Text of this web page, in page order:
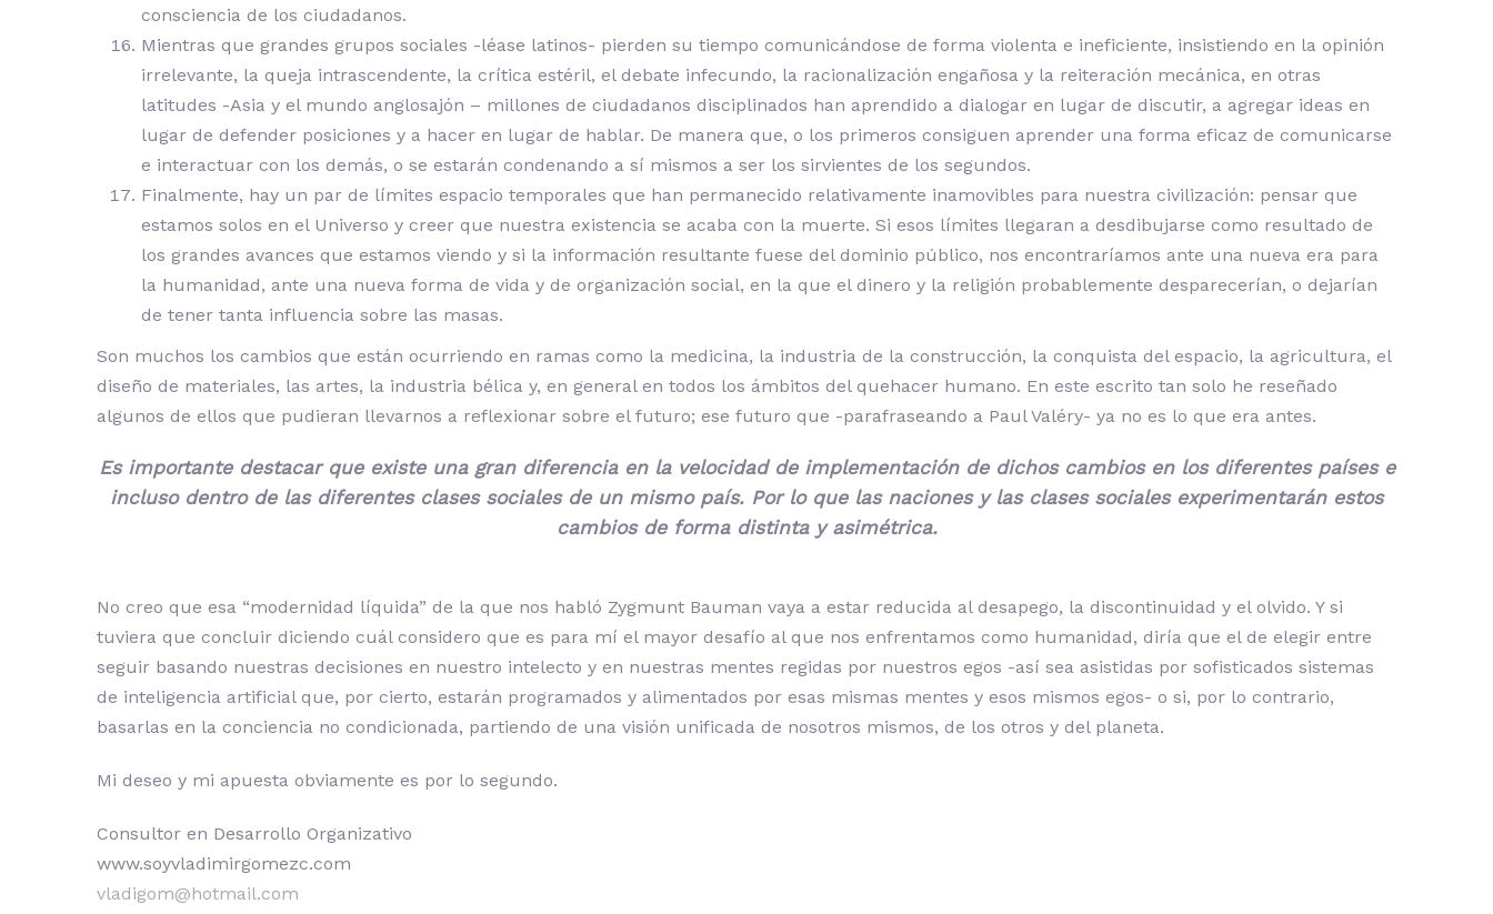
consciencia de los ciudadanos.
Mientras que grandes grupos sociales -léase latinos- pierden su tiempo comunicándose de forma violenta e ineficiente, insistiendo en la opinión
irrelevante, la queja intrascendente, la crítica estéril, el debate infecundo, la racionalización engañosa y la reiteración mecánica, en otras
latitudes -Asia y el mundo anglosajón – millones de ciudadanos disciplinados han aprendido a dialogar en lugar de discutir, a agregar ideas en
lugar de defender posiciones y a hacer en lugar de hablar. De manera que, o los primeros consiguen aprender una forma eficaz de comunicarse
e interactuar con los demás, o se estarán condenando a sí mismos a ser los sirvientes de los segundos.
Finalmente, hay un par de límites espacio temporales que han permanecido relativamente inamovibles para nuestra civilización: pensar que
estamos solos en el Universo y creer que nuestra existencia se acaba con la muerte. Si esos límites llegaran a desdibujarse como resultado de
los grandes avances que estamos viendo y si la información resultante fuese del dominio público, nos encontraríamos ante una nueva era para
la humanidad, ante una nueva forma de vida y de organización social, en la que el dinero y la religión probablemente desparecerían, o dejarían
de tener tanta influencia sobre las masas.
Son muchos los cambios que están ocurriendo en ramas como la medicina, la industria de la construcción, la conquista del espacio, la agricultura, el
diseño de materiales, las artes, la industria bélica y, en general en todos los ámbitos del quehacer humano. En este escrito tan solo he reseñado
algunos de ellos que pudieran llevarnos a reflexionar sobre el futuro; ese futuro que -parafraseando a Paul Valéry- ya no es lo que era antes.
Es importante destacar que existe una gran diferencia en la velocidad de implementación de dichos cambios en los diferentes países e
incluso dentro de las diferentes clases sociales de un mismo país. Por lo que las naciones y las clases sociales experimentarán estos
cambios de forma distinta y asimétrica.
No creo que esa “modernidad líquida” de la que nos habló Zygmunt Bauman vaya a estar reducida al desapego, la discontinuidad y el olvido. Y si
tuviera que concluir diciendo cuál considero que es para mí el mayor desafío al que nos enfrentamos como humanidad, diría que el de elegir entre
seguir basando nuestras decisiones en nuestro intelecto y en nuestras mentes regidas por nuestros egos -así sea asistidas por sofisticados sistemas
de inteligencia artificial que, por cierto, estarán programados y alimentados por esas mismas mentes y esos mismos egos- o si, por lo contrario,
basarlas en la conciencia no condicionada, partiendo de una visión unificada de nosotros mismos, de los otros y del planeta.
Mi deseo y mi apuesta obviamente es por lo segundo.
Consultor en Desarrollo Organizativo
www.soyvladimirgomezc.com
vladigom@hotmail.com